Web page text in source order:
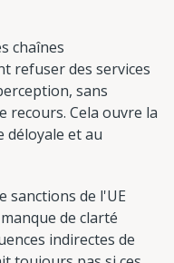
chaînes
refuser des services
sans
recours. Cela ouvre la
déloyale et au
sanctions de l'UE
de clarté
indirectes de